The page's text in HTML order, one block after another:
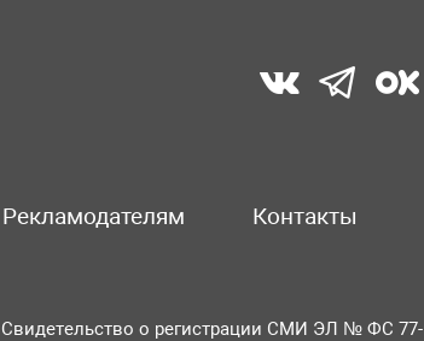
Рекламодателям Контакты
Свидетельство о регистрации СМИ ЭЛ № ФС 77-